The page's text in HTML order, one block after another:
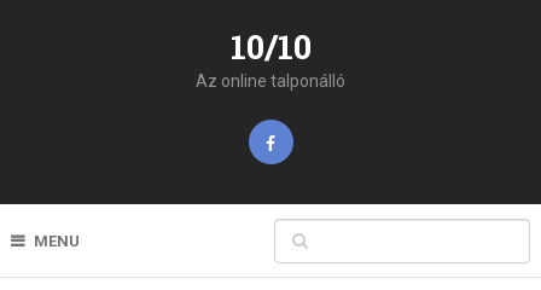
10/10
Az online talponálló
MENU